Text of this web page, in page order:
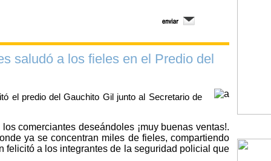
saludó a los fieles en el Predio del
el predio del Gauchito Gil junto al Secretario de
comerciantes deseándoles ¡muy buenas ventas!.
ya se concentran miles de fieles, compartiendo
felicitó a los integrantes de la seguridad policial que